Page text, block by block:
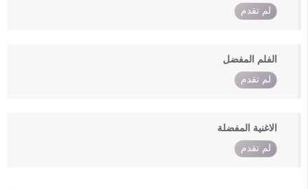
لم تقدم
الفلم المفضل
لم تقدم
الاغنية المفضلة
لم تقدم